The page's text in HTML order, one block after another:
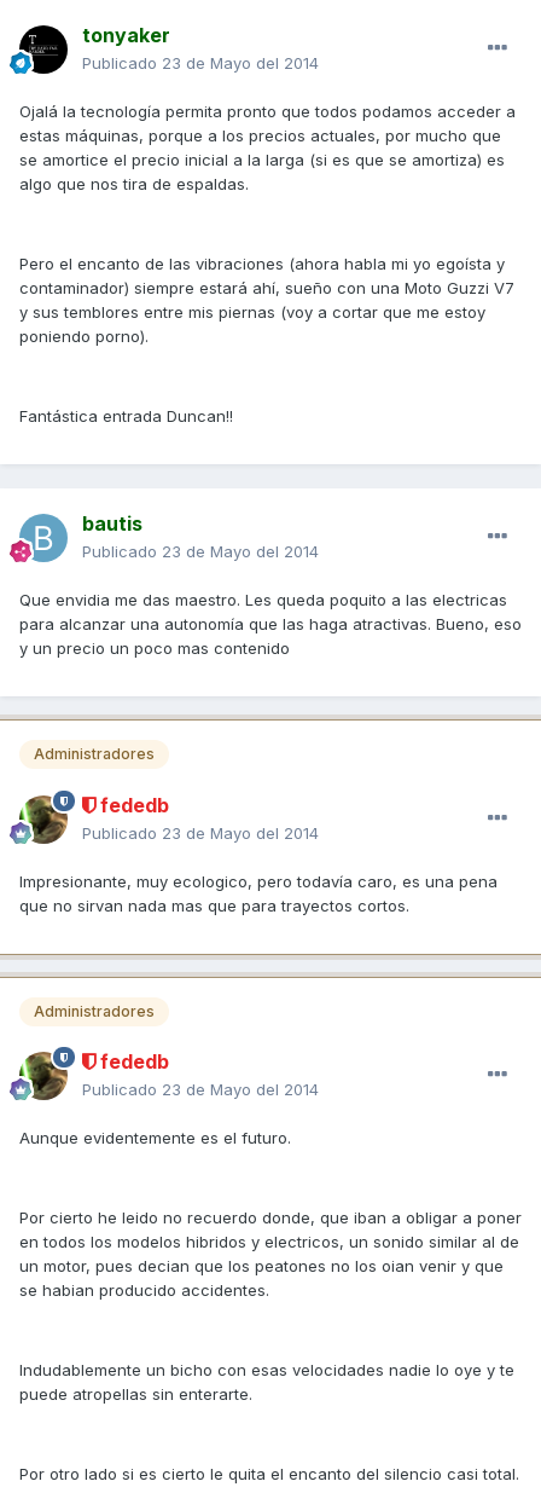
tonyaker
Publicado 23 de Mayo del 2014
Ojalá la tecnología permita pronto que todos podamos acceder a
estas máquinas, porque a los precios actuales, por mucho que
se amortice el precio inicial a la larga (si es que se amortiza) es
algo que nos tira de espaldas.
Pero el encanto de las vibraciones (ahora habla mi yo egoísta y
contaminador) siempre estará ahí, sueño con una Moto Guzzi V7
y sus temblores entre mis piernas (voy a cortar que me estoy
poniendo porno).
Fantástica entrada Duncan!!
bautis
Publicado 23 de Mayo del 2014
Que envidia me das maestro. Les queda poquito a las electricas
para alcanzar una autonomía que las haga atractivas. Bueno, eso
y un precio un poco mas contenido
Administradores
fededb
Publicado 23 de Mayo del 2014
Impresionante, muy ecologico, pero todavía caro, es una pena
que no sirvan nada mas que para trayectos cortos.
Administradores
fededb
Publicado 23 de Mayo del 2014
Aunque evidentemente es el futuro.
Por cierto he leido no recuerdo donde, que iban a obligar a poner
en todos los modelos hibridos y electricos, un sonido similar al de
un motor, pues decian que los peatones no los oian venir y que
se habian producido accidentes.
Indudablemente un bicho con esas velocidades nadie lo oye y te
puede atropellas sin enterarte.
Por otro lado si es cierto le quita el encanto del silencio casi total.